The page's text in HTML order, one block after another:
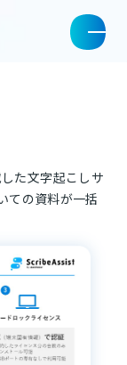
た文字起こしサ
ての資料が一括